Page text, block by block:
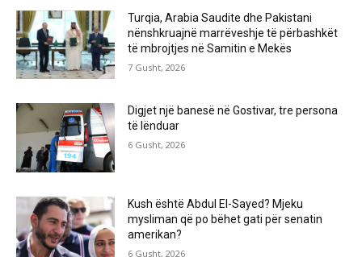
Turqia, Arabia Saudite dhe Pakistani
nënshkruajnë marrëveshje të përbashkët
të mbrojtjes në Samitin e Mekës
7 Gusht, 2026
Digjet një banesë në Gostivar, tre persona
të lënduar
6 Gusht, 2026
Kush është Abdul El-Sayed? Mjeku
mysliman që po bëhet gati për senatin
amerikan?
6 Gusht, 2026